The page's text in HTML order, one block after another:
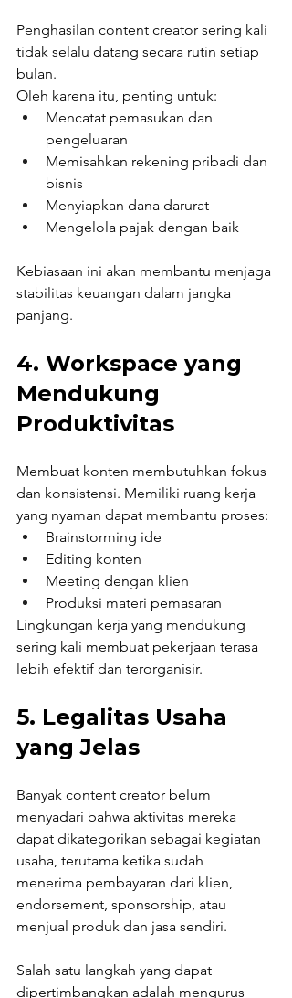
Penghasilan content creator sering kali
tidak selalu datang secara rutin setiap
bulan.
Oleh karena itu, penting untuk:
Mencatat pemasukan dan
pengeluaran
Memisahkan rekening pribadi dan
bisnis
Menyiapkan dana darurat
Mengelola pajak dengan baik
Kebiasaan ini akan membantu menjaga
stabilitas keuangan dalam jangka
panjang.
4. Workspace yang
Mendukung
Produktivitas
Membuat konten membutuhkan fokus
dan konsistensi. Memiliki ruang kerja
yang nyaman dapat membantu proses:
Brainstorming ide
Editing konten
Meeting dengan klien
Produksi materi pemasaran
Lingkungan kerja yang mendukung
sering kali membuat pekerjaan terasa
lebih efektif dan terorganisir.
5. Legalitas Usaha
yang Jelas
Banyak content creator belum
menyadari bahwa aktivitas mereka
dapat dikategorikan sebagai kegiatan
usaha, terutama ketika sudah
menerima pembayaran dari klien,
endorsement, sponsorship, atau
menjual produk dan jasa sendiri.
Salah satu langkah yang dapat
dipertimbangkan adalah mengurus